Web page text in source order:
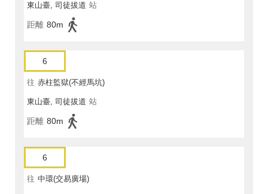
東山臺, 司徒拔道 站
距離 80m
6
往 赤柱監獄(不經馬坑)
東山臺, 司徒拔道 站
距離 80m
6
往 中環(交易廣場)